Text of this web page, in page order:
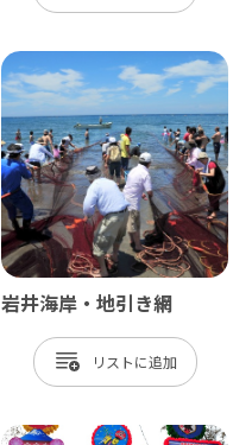
岩井海岸・地引き網
リスト